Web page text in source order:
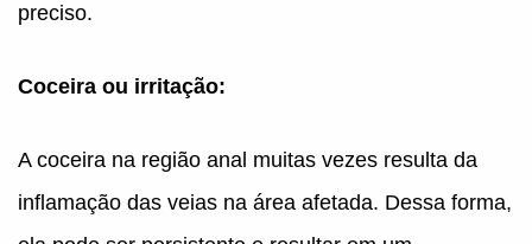
preciso.
Coceira ou irritação:
A coceira na região anal muitas vezes resulta da
inflamação das veias na área afetada. Dessa forma,